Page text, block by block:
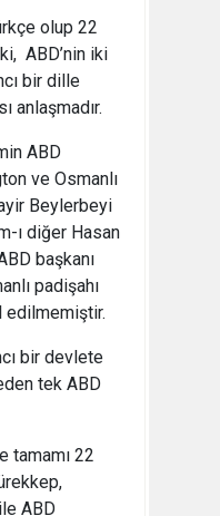
olup 22
ABD’nin iki
bir dille
anlaşmadır.
ABD
ve Osmanlı
Beylerbeyi
ı diğer Hasan
başkanı
padişahı
edilmemiştir.
bir devlete
tek ABD
tamamı 22
ABD